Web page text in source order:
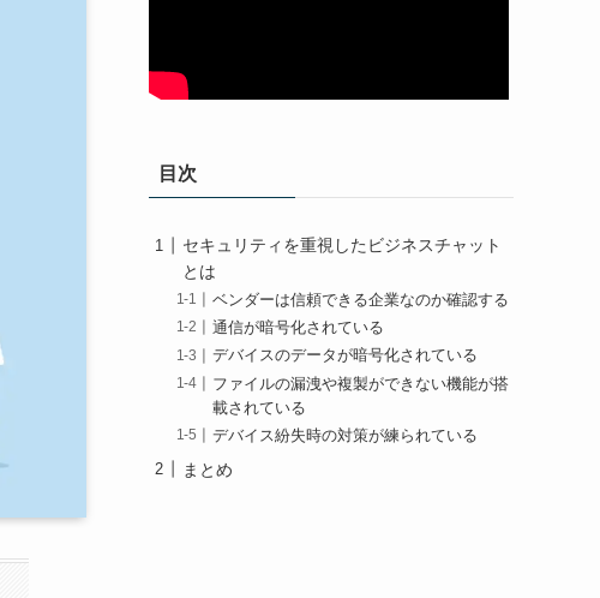
目次
セキュリティを重視したビジネスチャット
とは
ベンダーは信頼できる企業なのか確認する
通信が暗号化されている
デバイスのデータが暗号化されている
ファイルの漏洩や複製ができない機能が搭
載されている
デバイス紛失時の対策が練られている
まとめ